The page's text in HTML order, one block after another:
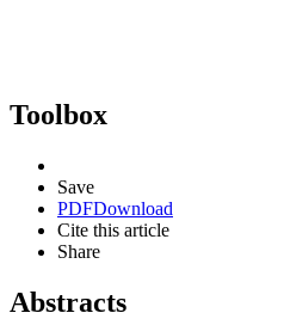
Toolbox
Save
PDFDownload
Cite this article
Share
Abstracts